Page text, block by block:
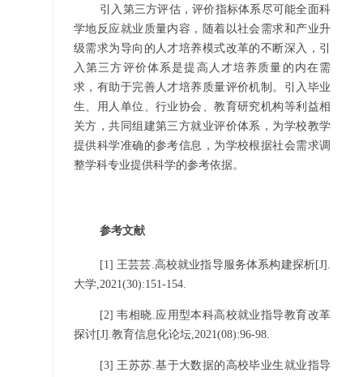
引入第三方评估，评价指标体系尽可能全面科
学地反应就业质量内容，随着以社会需求和产业升
级需求为导向的人才培养模式改革的不断深入，引
入第三方评价体系是提高人才培养质量的内在需
求，有助于完善人才培养质量评价机制。引入毕业
生、用人单位、行业协会、教育研究机构等利益相
关方，共同组建第三方就业评价体系，为学校教学
提供科学准确的参考信息，为学校根据社会需求调
整学科专业提供科学的参考依据。
参考文献
[1] 王芸芸.高校就业指导服务体系构建探析[J].
大学,2021(30):151-154.
[2]韦相晓.应用型本科高校就业指导教育改革
探讨[J].教育信息化论坛,2021(08):96-98.
[3] 王苏苏.基于大数据的高校毕业生就业指导